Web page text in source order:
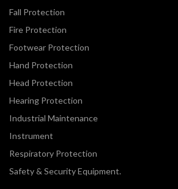
Fall Protection
Fire Protection
Footwear Protection
Hand Protection
Head Protection
Hearing Protection
Industrial Maintenance
Instrument
Respiratory Protection
Safety & Security Equipment.